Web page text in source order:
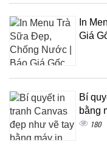
In
Giá
Bí
bằng
180